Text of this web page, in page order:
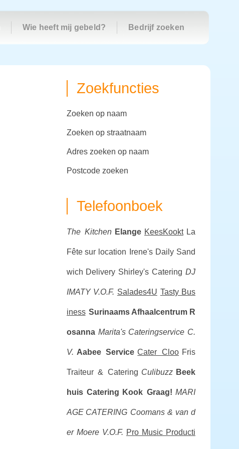
Wie heeft mij gebeld? Bedrijf zoeken
Zoekfuncties
zoeken op naam
zoeken op straatnaam
adres zoeken op naam
postcode zoeken
Telefoonboek
The Kitchen Elange KeesKookt La
Fête sur location Irene's Daily Sand
wich Delivery Shirley's Catering DJ
IMATY V.O.F. Salades4U Tasty Bus
iness Surinaams Afhaalcentrum R
osanna Marita's Cateringservice C.
V. Aabee Service Cater Cloo Fris
Traiteur & Catering Culibuzz Beek
huis Catering Kook Graag! MARI
AGE CATERING Coomans & van d
er Moere V.O.F. Pro Music Producti